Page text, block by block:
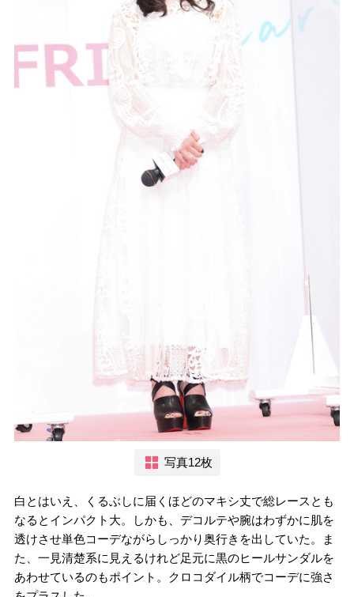
写真12枚
白とはいえ、くるぶしに届くほどのマキシ丈で総レースとも
なるとインパクト大。しかも、デコルテや腕はわずかに肌を
透けさせ単色コーデながらしっかり奥行きを出していた。ま
た、一見清楚系に見えるけれど足元に黒のヒールサンダルを
あわせているのもポイント。クロコダイル柄でコーデに強さ